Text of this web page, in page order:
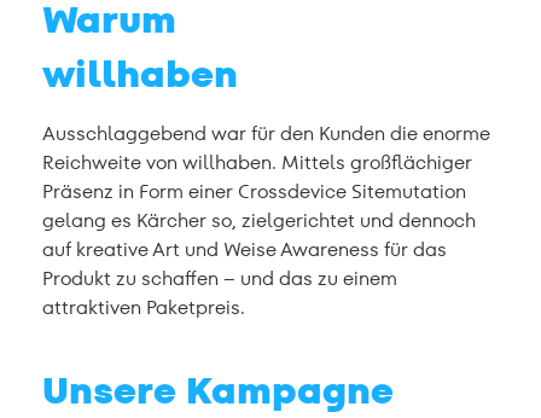
Warum
willhaben
Ausschlaggebend war für den Kunden die enorme
Reichweite von willhaben. Mittels großflächiger
Präsenz in Form einer Crossdevice Sitemutation
gelang es Kärcher so, zielgerichtet und dennoch
auf kreative Art und Weise Awareness für das
Produkt zu schaffen – und das zu einem
attraktiven Paketpreis.
Unsere Kampagne